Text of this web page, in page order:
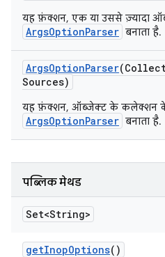
यह फ़ंक्शन, एक या उससे ज़्यादा
ArgsOptionParser बनाता है.
ArgsOptionParser
Sources)
यह फ़ंक्शन, ऑब्जेक्ट के कलेक्शन
ArgsOptionParser बनाता है.
पब्लिक मेथड
Set<String>
getInopOptions()